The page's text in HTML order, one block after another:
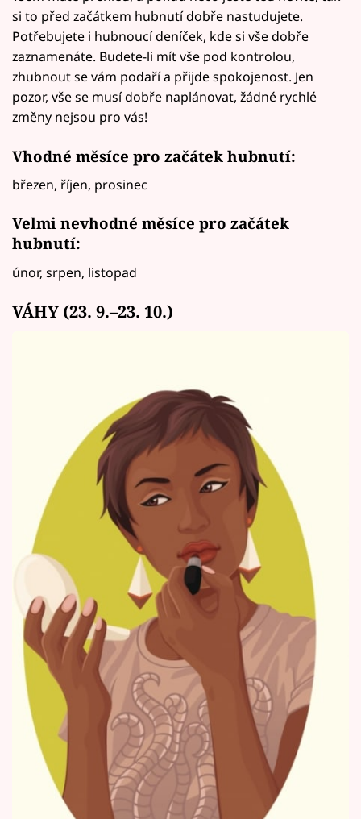
si to před začátkem hubnutí dobře nastudujete.
Potřebujete i hubnoucí deníček, kde si vše dobře
zaznamenáte. Budete-li mít vše pod kontrolou,
zhubnout se vám podaří a přijde spokojenost. Jen
pozor, vše se musí dobře naplánovat, žádné rychlé
změny nejsou pro vás!
Vhodné měsíce pro začátek hubnutí:
březen, říjen, prosinec
Velmi nevhodné měsíce pro začátek
hubnutí:
únor, srpen, listopad
VÁHY (23. 9.–23. 10.)